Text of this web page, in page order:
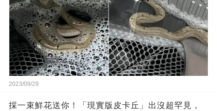
2023/09/29
採一束鮮花送你！「現實版皮卡丘」出沒超罕見，